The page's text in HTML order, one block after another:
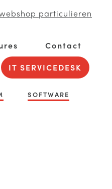
Contact
IT SERVICEDESK
SOFTWARE
particulieren